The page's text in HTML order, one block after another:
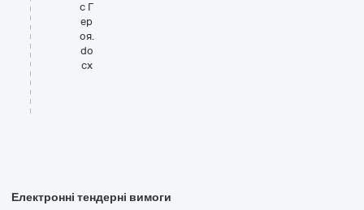
с Г
ер
оя.
do
cx
Електронні тендерні вимоги